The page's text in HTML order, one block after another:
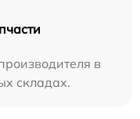
в
складах.